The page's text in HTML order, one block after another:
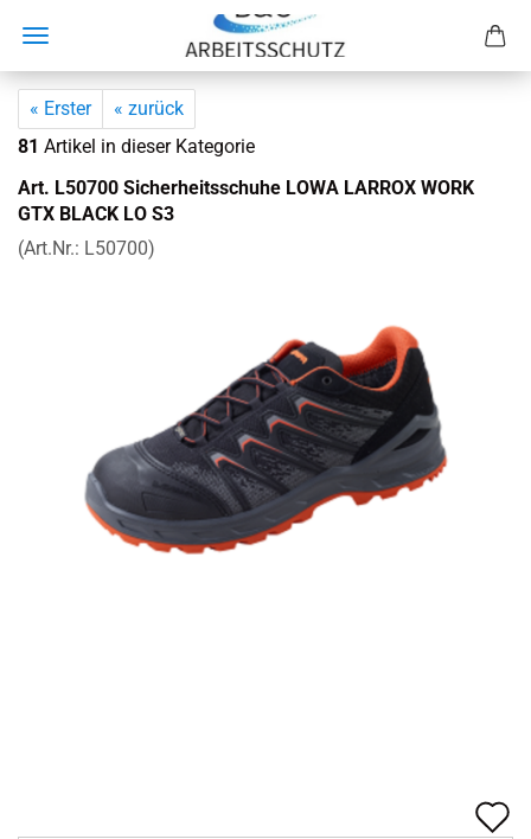
« Erster
« zurück
81 Artikel in dieser Kategorie
Art. L50700 Si­cher­heits­schu­he LOWA LAR­ROX WORK
GTX BLACK LO S3
(Art.Nr.: L50700)